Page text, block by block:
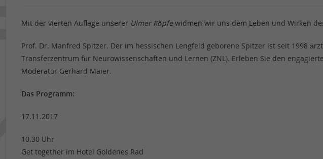
Mit der vierten Auflage unserer Ulmer Köpfe widmen wir uns dem Leben und Wirken
Prof. Dr. Manfred Spitzer. Der im hessischen Lengfeld geborene Spitzer ist seit 1998
Transferzentrum für Neurowissenschaften und Lernen (ZNL). Erleben Sie den
Moderator Gerhard Maier.
Das Programm:
17.11.2017
10.30 Uhr
Get together im Hotel Goldenes Rad